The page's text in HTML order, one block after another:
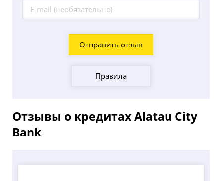
Отправить отзыв
Правила
Отзывы о кредитах Alatau City
Bank